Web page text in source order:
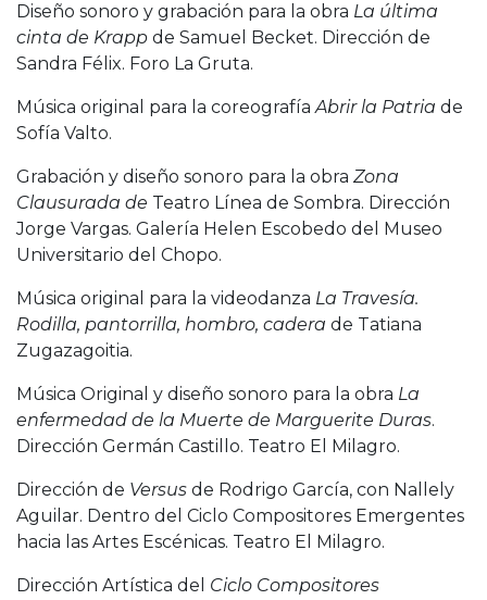
Diseño sonoro y grabación para la obra La última
cinta de Krapp de Samuel Becket. Dirección de
Sandra Félix. Foro La Gruta.
Música original para la coreografíaAbrir la Patria de
Sofía Valto.
Grabación y diseño sonoro para la obra Zona
Clausurada de Teatro Línea de Sombra. Dirección
Jorge Vargas. Galería Helen Escobedo del Museo
Universitario del Chopo.
Música original para la videodanza La Travesía.
Rodilla, pantorrilla, hombro, cadera de Tatiana
Zugazagoitia.
Música Original y diseño sonoro para la obra La
enfermedad de la Muerte de Marguerite Duras.
Dirección Germán Castillo. Teatro El Milagro.
Dirección de Versus de Rodrigo García, con Nallely
Aguilar. Dentro del Ciclo Compositores Emergentes
hacia las Artes Escénicas. Teatro El Milagro.
Dirección Artística del Ciclo Compositores